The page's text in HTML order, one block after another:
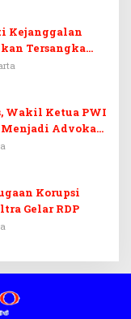
Kejanggalan
Tersangka
Wakil Ketua PWI
Advokat
Korupsi
Gelar RDP